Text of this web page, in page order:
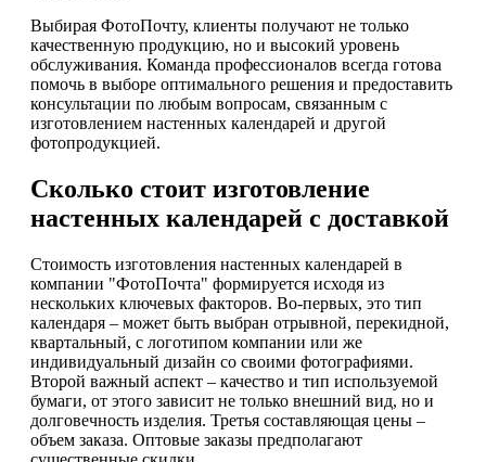
Выбирая ФотоПочту, клиенты получают не только
качественную продукцию, но и высокий уровень
обслуживания. Команда профессионалов всегда готова
помочь в выборе оптимального решения и предоставить
консультации по любым вопросам, связанным с
изготовлением настенных календарей и другой
фотопродукцией.
Сколько стоит изготовление
настенных календарей с доставкой
Стоимость изготовления настенных календарей в
компании "ФотоПочта" формируется исходя из
нескольких ключевых факторов. Во-первых, это тип
календаря – может быть выбран отрывной, перекидной,
квартальный, с логотипом компании или же
индивидуальный дизайн со своими фотографиями.
Второй важный аспект – качество и тип используемой
бумаги, от этого зависит не только внешний вид, но и
долговечность изделия. Третья составляющая цены –
объем заказа. Оптовые заказы предполагают